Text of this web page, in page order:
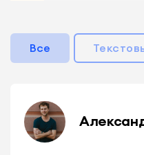
Все